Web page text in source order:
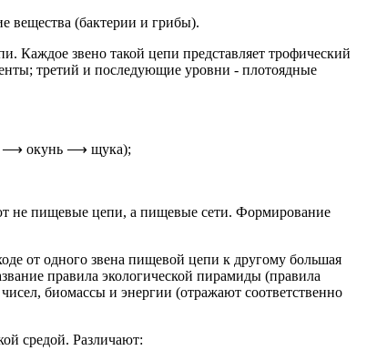
вещества (бактерии и грибы).
звено такой цепи представляет трофический
третий и последующие уровни - плотоядные
⟶ окунь ⟶ щука);
не пищевые цепи, а пищевые сети. Формирование
от одного звена пищевой цепи к другому большая
правила экологической пирамиды (правила
биомассы и энергии (отражают соответственно
средой. Различают: